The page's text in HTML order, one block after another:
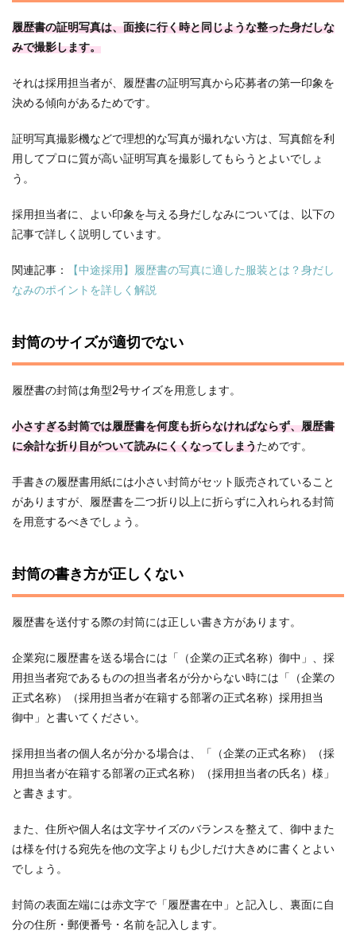
履歴書の証明写真は、面接に行く時と同じような整った身だしな
みで撮影します。
それは採用担当者が、履歴書の証明写真から応募者の第一印象を
決める傾向があるためです。
証明写真撮影機などで理想的な写真が撮れない方は、写真館を利
用してプロに質が高い証明写真を撮影してもらうとよいでしょ
う。
採用担当者に、よい印象を与える身だしなみについては、以下の
記事で詳しく説明しています。
関連記事：
【中途採用】履歴書の写真に適した服装とは？身だし
なみのポイントを詳しく解説
封筒のサイズが適切でない
履歴書の封筒は角型2号サイズを用意します。
小さすぎる封筒では履歴書を何度も折らなければならず、履歴書
に余計な折り目がついて読みにくくなってしまうためです。
手書きの履歴書用紙には小さい封筒がセット販売されていること
がありますが、履歴書を二つ折り以上に折らずに入れられる封筒
を用意するべきでしょう。
封筒の書き方が正しくない
履歴書を送付する際の封筒には正しい書き方があります。
企業宛に履歴書を送る場合には「（企業の正式名称）御中」、採
用担当者宛であるものの担当者名が分からない時には「（企業の
正式名称）（採用担当者が在籍する部署の正式名称）採用担当
御中」と書いてください。
採用担当者の個人名が分かる場合は、「（企業の正式名称）（採
用担当者が在籍する部署の正式名称）（採用担当者の氏名）様」
と書きます。
また、住所や個人名は文字サイズのバランスを整えて、御中また
は様を付ける宛先を他の文字よりも少しだけ大きめに書くとよい
でしょう。
封筒の表面左端には赤文字で「履歴書在中」と記入し、裏面に自
分の住所・郵便番号・名前を記入します。